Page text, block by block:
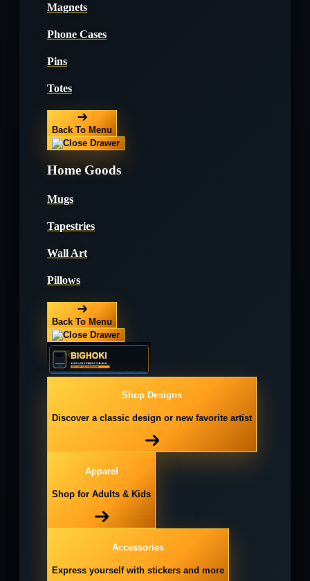
Magnets
Phone Cases
Pins
Totes
Back To Menu
Home Goods
Mugs
Tapestries
Wall Art
Pillows
Back To Menu
Shop Designs
Discover a classic design or new favorite artist
Apparel
Shop for Adults & Kids
Accessories
Express yourself with stickers and more